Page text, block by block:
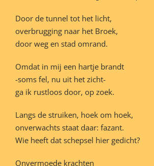
Door de tunnel tot het licht,
overbrugging naar het Broek,
door weg en stad omrand.
Omdat in mij een hartje brandt
-soms fel, nu uit het zicht-
ga ik rustloos door, op zoek.
Langs de struiken, hoek om hoek,
onverwachts staat daar: fazant.
Wie heeft dat schepsel hier gedicht?
Onvermoede krachten